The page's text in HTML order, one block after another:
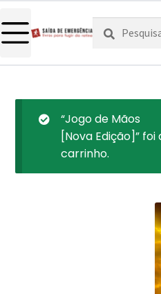
Pesquisar
por:
Pesquisa
“Jogo de Mãos
[Nova Edição]”
carrinho.